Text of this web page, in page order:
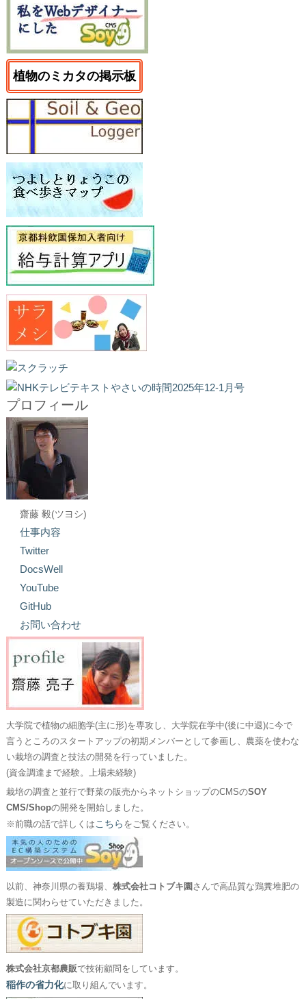
植物のミカタの掲示板
プロフィール
齋藤 毅(ツヨシ)
仕事内容
Twitter
DocsWell
YouTube
GitHub
お問い合わせ
大学院で植物の細胞学(主に形)を専攻し、大学院在学中(後に中退)に今で
言うところのスタートアップの初期メンバーとして参画し、農薬を使わな
い栽培の調査と技法の開発を行っていました。
(資金調達まで経験。上場未経験)
栽培の調査と並行で野菜の販売からネットショップのCMSのSOY
CMS/Shopの開発を開始しました。
※前職の話で詳しくはこちら をご覧ください。
以前、神奈川県の養鶏場、 株式会社コトブキ園 さんで高品質な鶏糞堆肥の
製造に関わらせていただきました。
株式会社京都農販で技術顧問をしています。
稲作の省力化に取り組んでいます。